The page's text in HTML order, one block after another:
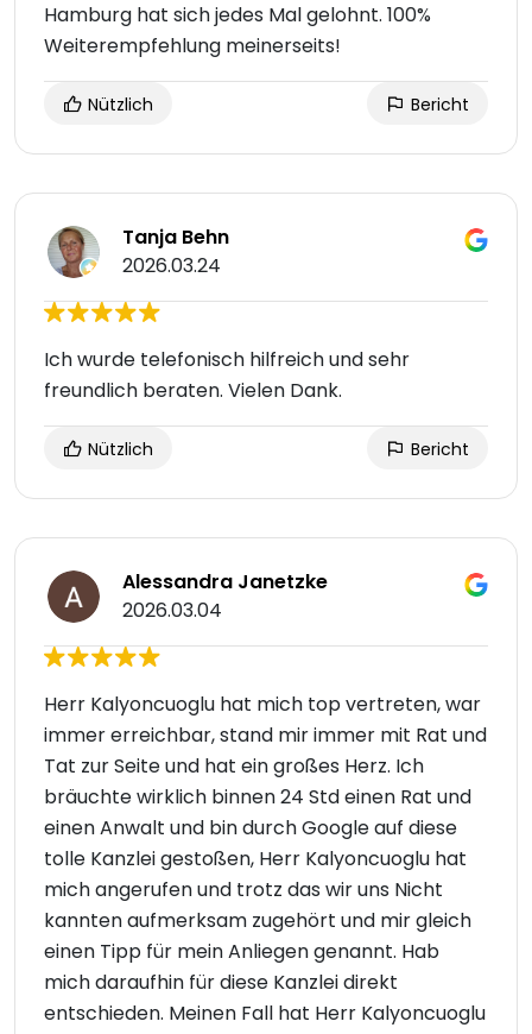
Hamburg hat sich jedes Mal gelohnt. 100%
Weiterempfehlung meinerseits!
Nützlich Bericht
Tanja Behn
2026.03.24
Ich wurde telefonisch hilfreich und sehr
freundlich beraten. Vielen Dank.
Nützlich Bericht
Alessandra Janetzke
2026.03.04
Herr Kalyoncuoglu hat mich top vertreten, war
immer erreichbar, stand mir immer mit Rat und
Tat zur Seite und hat ein großes Herz. Ich
bräuchte wirklich binnen 24 Std einen Rat und
einen Anwalt und bin durch Google auf diese
tolle Kanzlei gestoßen, Herr Kalyoncuoglu hat
mich angerufen und trotz das wir uns Nicht
kannten aufmerksam zugehört und mir gleich
einen Tipp für mein Anliegen genannt. Hab
mich daraufhin für diese Kanzlei direkt
entschieden. Meinen Fall hat Herr Kalyoncuoglu